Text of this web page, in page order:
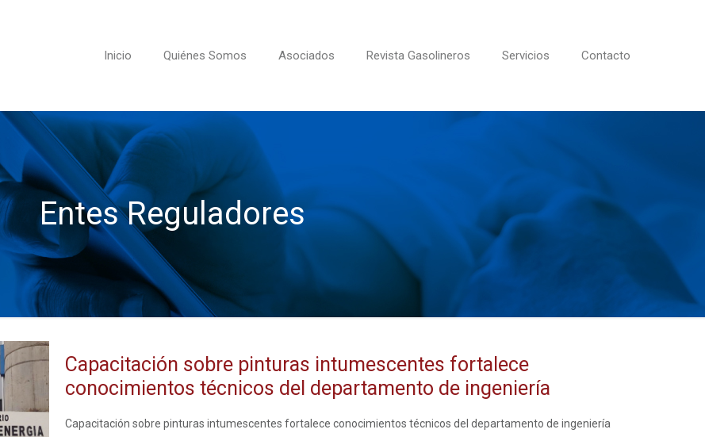
Inicio Quiénes Somos Asociados Revista Gasolineros Servicios Contacto
Entes Reguladores
Capacitación sobre pinturas intumescentes fortalece
conocimientos técnicos del departamento de ingeniería
Capacitación sobre pinturas intumescentes fortalece conocimientos técnicos del departamento de ingeniería